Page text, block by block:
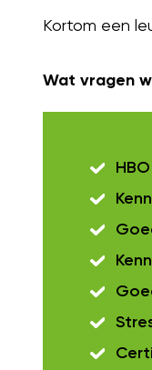
Kortom een
Wat vragen